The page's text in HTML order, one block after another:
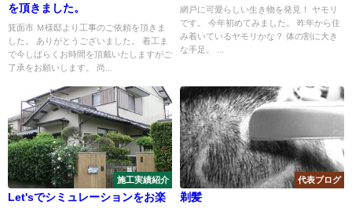
を頂きました。
箕面市 Ｍ様邸より工事のご依頼を頂きま
した。 ありがとうございました。 着工ま
で今しばらくお時間を頂戴いたしますがご
了承をお願いします。 尚...
網戸に可愛らしい生き物を発見！ ヤモリ
です。 今年初めてみました。 昨年から住
み着いているヤモリかな？ 体の割に大き
な手足。 ...
施工実績紹介
Let'sでシミュレーションをお楽
代表ブログ
剃髪